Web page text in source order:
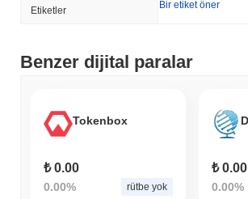
Etiketler Bir etiket öner
Benzer dijital paralar
Tokenbox
₺ 0.00
0.00% rütbe yok
₺ 0.00
0.00%